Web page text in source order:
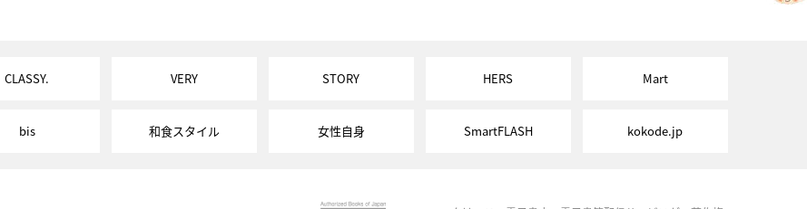
CLASSY. VERY STORY HERS Mart
bis 和食スタイル 女性自身 SmartFLASH kokode.jp